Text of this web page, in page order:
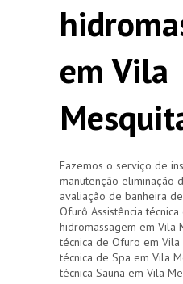
em Vila
Fazemos o serviço de
manutenção eliminação
avaliação de banheira
Ofurô Assistência
hidromassagem em Vila
técnica de Ofuro em Vila
técnica de Spa em Vila
técnica Sauna em Vila